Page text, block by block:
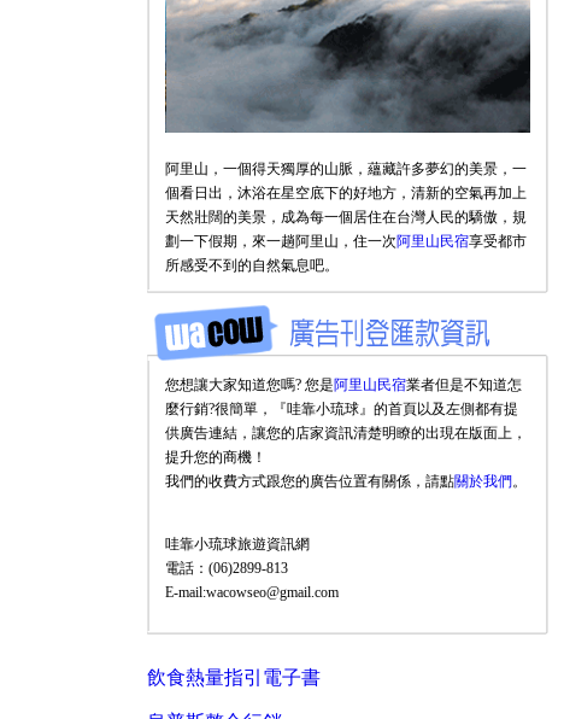
阿里山，一個得天獨厚的山脈，蘊藏許多夢幻的美景，一
個看日出，沐浴在星空底下的好地方，清新的空氣再加上
天然壯闊的美景，成為每一個居住在台灣人民的驕傲，規
劃一下假期，來一趟阿里山，住一次阿里山民宿享受都市
所感受不到的自然氣息吧。
您想讓大家知道您嗎? 您是阿里山民宿業者但是不知道怎
麼行銷?很簡單，『哇靠小琉球』的首頁以及左側都有提
供廣告連結，讓您的店家資訊清楚明瞭的出現在版面上，
提升您的商機！
我們的收費方式跟您的廣告位置有關係，請點關於我們。
哇靠小琉球旅遊資訊網
電話：(06)2899-813
E-mail:wacowseo@gmail.com
飲食熱量指引電子書